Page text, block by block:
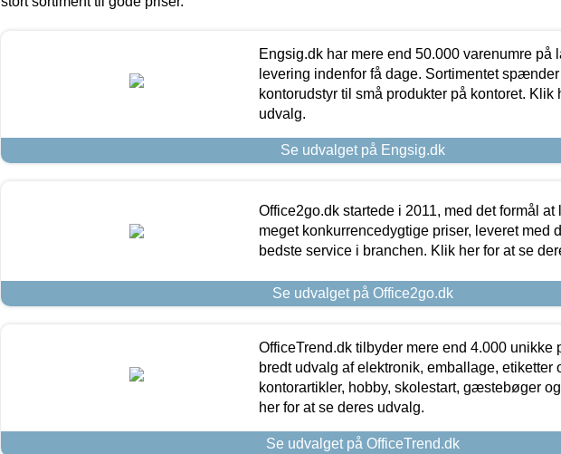
Engsig.dk har mere end 50.000 varenumre på
levering indenfor få dage. Sortimentet
kontorudstyr til små produkter på kontoret. Klik
udvalg.
Se udvalget på Engsig.dk
Office2go.dk startede i 2011, med det formål at
meget konkurrencedygtige priser, leveret med
bedste service i branchen. Klik her for at se
Se udvalget på Office2go.dk
OfficeTrend.dk tilbyder mere end 4.000 unikke
bredt udvalg af elektronik, emballage, etiketter
kontorartikler, hobby, skolestart, gæstebøger
her for at se deres udvalg.
Se udvalget på OfficeTrend.dk